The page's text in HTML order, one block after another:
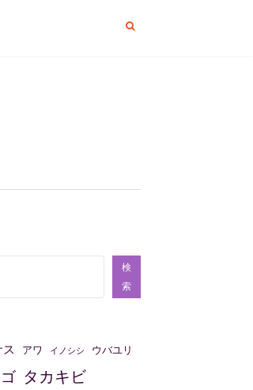
検
索
アワ イノシシ ウバユリ
タカキビ